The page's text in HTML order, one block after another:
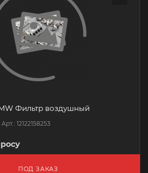
Фильтр воздушный
Арт.: 12122158253
ПОД ЗАКАЗ